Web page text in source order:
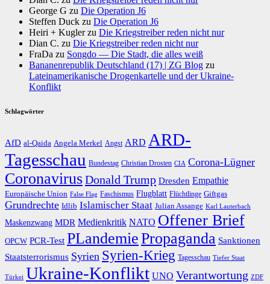
George G zu Die Operation J6
Steffen Duck zu Die Operation J6
Heiri + Kuglerzu Die Kriegstreiber reden nicht nur
Dian C. zu Die Kriegstreiber reden nicht nur
FraDa zu Songdo — Die Stadt, die alles weiß
Bananenrepublik Deutschland (17) | ZG Blog zu
Lateinamerikanische Drogenkartelle und der Ukraine-
Konflikt
Schlagwörter
AfD al-Qaida Angela Merkel Angst ARD ARD-
Tagesschau Bundestag Christian Drosten CIA Corona-Lügner
CoronavirusDonald Trump Dresden Empathie
Europäische Union False Flag Faschismus Flugblatt Flüchtlinge Giftgas
Grundrechte Idlib Islamischer Staat Julian Assange Karl Lauterbach
Maskenzwang MDR Medienkritik NATO Offener Brief
OPCW PCR-Test PLandemiePropaganda Sanktionen
Staatsterrorismus Syrien Syrien-Krieg Tagesschau Tiefer Staat
Türkei Ukraine-Konflikt UNO Verantwortung ZDF